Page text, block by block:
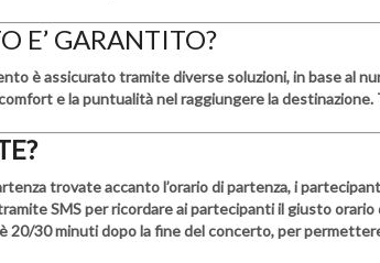
E’ GARANTITO?
è assicurato tramite diverse soluzioni, in base al
e la puntualità nel raggiungere la
trovate accanto l’orario di partenza, i
SMS per ricordare ai partecipanti il giusto orario
20/30 minuti dopo la fine del concerto, per